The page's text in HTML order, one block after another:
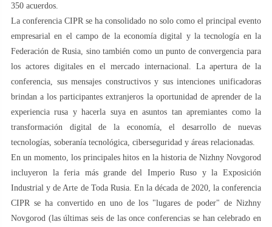
350 acuerdos.
La conferencia CIPR se ha consolidado no solo como el principal evento
empresarial en el campo de la economía digital y la tecnología en la
Federación de Rusia, sino también como un punto de convergencia para
los actores digitales en el mercado internacional. La apertura de la
conferencia, sus mensajes constructivos y sus intenciones unificadoras
brindan a los participantes extranjeros la oportunidad de aprender de la
experiencia rusa y hacerla suya en asuntos tan apremiantes como la
transformación digital de la economía, el desarrollo de nuevas
tecnologías, soberanía tecnológica, ciberseguridad y áreas relacionadas.
En un momento, los principales hitos en la historia de Nizhny Novgorod
incluyeron la feria más grande del Imperio Ruso y la Exposición
Industrial y de Arte de Toda Rusia. En la década de 2020, la conferencia
CIPR se ha convertido en uno de los "lugares de poder" de Nizhny
Novgorod (las últimas seis de las once conferencias se han celebrado en